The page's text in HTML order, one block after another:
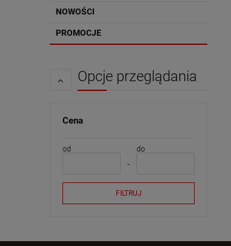
NOWOŚCI
PROMOCJE
Opcje przeglądania
Cena
od do
FILTRUJ